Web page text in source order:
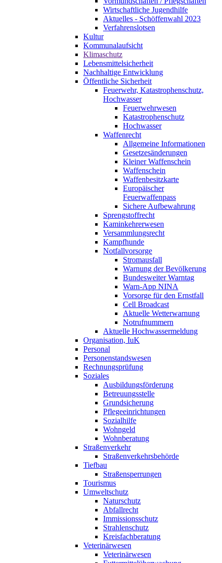
Wirtschaftliche Jugendhilfe
Aktuelles - Schöffenwahl 2023
Verfahrenslotsen
Kultur
Kommunalaufsicht
Klimaschutz
Lebensmittelsicherheit
Nachhaltige Entwicklung
Öffentliche Sicherheit
Feuerwehr, Katastrophenschutz,
Hochwasser
Feuerwehrwesen
Katastrophenschutz
Hochwasser
Waffenrecht
Allgemeine Informationen
Gesetzesänderungen
Kleiner Waffenschein
Waffenschein
Waffenbesitzkarte
Europäischer
Feuerwaffenpass
Sichere Aufbewahrung
Sprengstoffrecht
Kaminkehrerwesen
Versammlungsrecht
Kampfhunde
Notfallvorsorge
Stromausfall
Warnung der Bevölkerung
Bundesweiter Warntag
Warn-App NINA
Vorsorge für den Ernstfall
Cell Broadcast
Aktuelle Wetterwarnung
Notrufnummern
Aktuelle Hochwassermeldung
Organisation, IuK
Personal
Personenstandswesen
Rechnungsprüfung
Soziales
Ausbildungsförderung
Betreuungsstelle
Grundsicherung
Pflegeeinrichtungen
Sozialhilfe
Wohngeld
Wohnberatung
Straßenverkehr
Straßenverkehrsbehörde
Tiefbau
Straßensperrungen
Tourismus
Umweltschutz
Naturschutz
Abfallrecht
Immissionsschutz
Strahlenschutz
Kreisfachberatung
Veterinärwesen
Veterinärwesen